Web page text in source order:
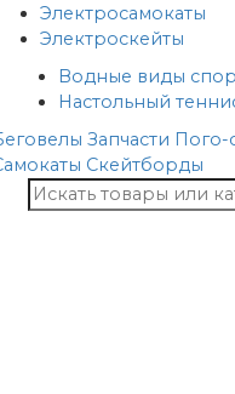
Электросамокаты
Электроскейты
Водные виды
Настольный
Запчасти Пого-
Скейтборды